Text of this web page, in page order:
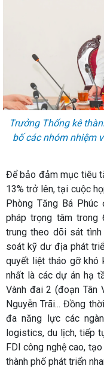
Trưởng Thống kê
bố các nhóm nhiệm
Để bảo đảm mục tiêu
13% trở lên, tại cuộc
Phòng Tăng Bá
pháp trọng tâm trong
trung theo dõi sát tình
soát kỹ dư địa phát
quyết liệt tháo gỡ khó
nhất là các dự án hạ
Vành đai 2 (đoạn Tân
Nguyễn Trãi... Đồng
đa năng lực các
logistics, du lịch, tiếp
FDI công nghệ cao,
thành phố phát triển